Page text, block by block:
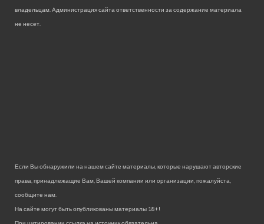
владельцам. Администрация сайта ответственности за содержание материала
не несет.
Если Вы обнаружили на нашем сайте материалы, которые нарушают авторские
права, принадлежащие Вам, Вашей компании или организации, пожалуйста,
сообщите нам.
На сайте могут быть опубликованы материалы 18+!